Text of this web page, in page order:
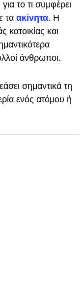
το τι συμφέρει
τα ακίνητα. Η
και
άνθρωποι.
σημαντικά τη
ενός ατόμου ή